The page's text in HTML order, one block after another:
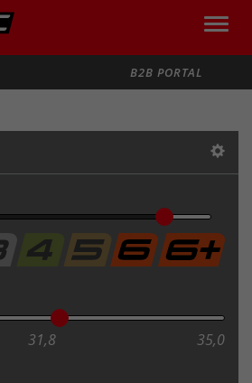
Toggle
B2B PORTAL
31,8 35,0